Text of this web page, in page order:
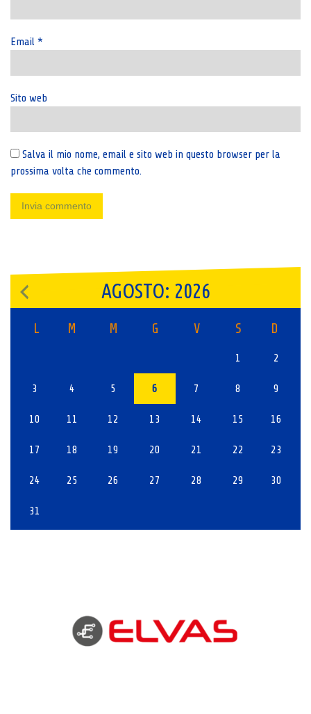
Email *
Sito web
Salva il mio nome, email e sito web in questo browser per la
prossima volta che commento.
AGOSTO: 2026
L M M G V S D
1 2
3 4 5 6 7 8 9
10 11 12 13 14 15 16
17 18 19 20 21 22 23
24 25 26 27 28 29 30
31